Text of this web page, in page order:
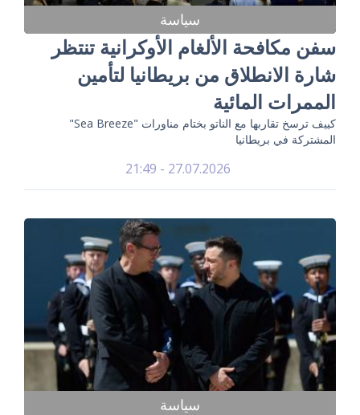
سياسة
سفن مكافحة الألغام الأوكرانية تنتظر
شارة الانطلاق من بريطانيا لتأمين
الممرات المائية
كييف ترسخ تقاربها مع الناتو بختام مناورات "Sea Breeze"
المشتركة في بريطانيا
27.07.2026 - 21:49
سياسة